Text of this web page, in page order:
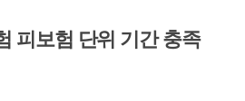
피보험 단위 기간 충족